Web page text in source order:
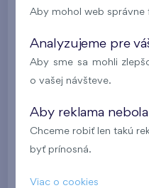
Aby mohol web správne
Analyzujeme pre
Aby sme sa mohli
o vašej návšteve.
Aby reklama
Chceme robiť len takú
byť prínosná.
Viac o cookies